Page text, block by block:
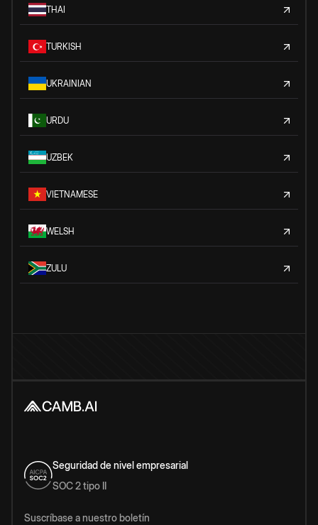
THAI
TURKISH
UKRAINIAN
URDU
UZBEK
VIETNAMESE
WELSH
ZULU
Seguridad de nivel empresarial
SOC 2 tipo II
Suscríbase a nuestro boletín